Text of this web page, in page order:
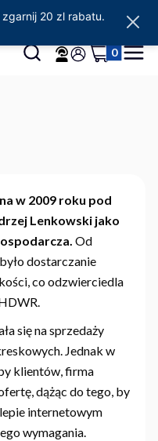
Otwórz wyszukiwarkę
Szukaj Zaloguj się
Produkty w
KoszykMenu
w 2009 roku pod
Lenkowski jako
Od
dostarczanie
co odzwierciedla
się na sprzedaży
Jednak w
klientów, firma
dążąc do tego, by
internetowym
wymagania.
20 zl rabatu.